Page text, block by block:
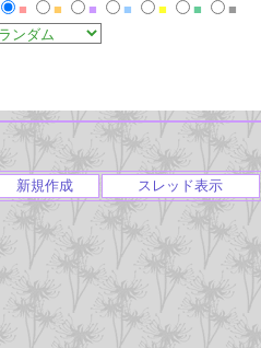
■ ■ ■ ■ ■ ■
■
新規作成 スレッド表示